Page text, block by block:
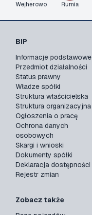
Wejherowo Rumia
BIP
Informacje podstawowe
Przedmiot działalności
Status prawny
Władze spółki
Struktura właścicielska
Struktura organizacyjna
Ogłoszenia o pracę
Ochrona danych
osobowych
Skargi i wnioski
Dokumenty spółki
Deklaracja dostępności
Rejestr zmian
Zobacz także